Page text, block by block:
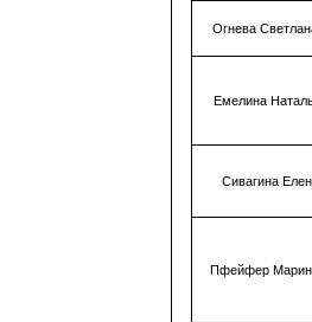
Огнева
Емелина
Сивагина
Пфейфер